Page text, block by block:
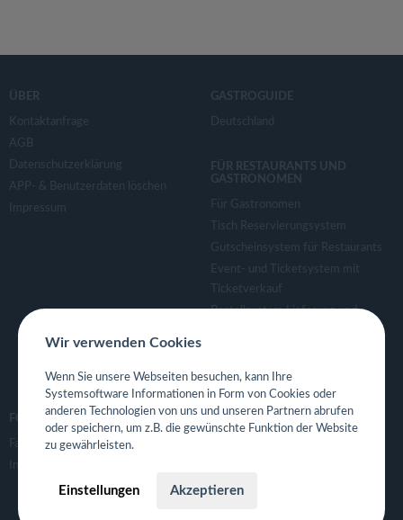
ÜBER
Kontaktanfrage
AGB
Datenschutzerklärung
APP- & Benutzerdaten löschen
Impressum
GASTROGUIDE
Deutschland
FÜR RESTAURANTS UND
GASTRONOMEN
Für Gastronomen
Tisch Reservierungsystem
Gutscheinsystem für Restaurants
Event- und Ticketsystem mit
Ticketverkauf
Bestellsystem Lieferung und
Eigene App für Restaurant
FOLGE UNS
Facebook
Instagram
Wir verwenden Cookies
Wenn Sie unsere Webseiten besuchen, kann Ihre
Systemsoftware Informationen in Form von Cookies oder
anderen Technologien von uns und unseren Partnern abrufen
oder speichern, um z.B. die gewünschte Funktion der Website
zu gewährleisten.
Einstellungen Akzeptieren